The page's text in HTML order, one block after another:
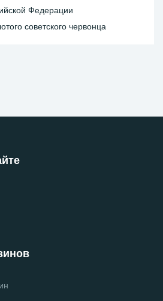
Федерации
советского червонца